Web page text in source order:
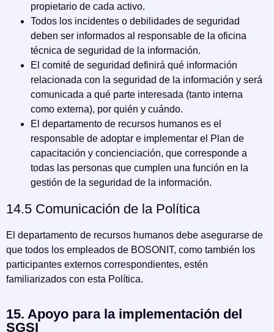
propietario de cada activo.
Todos los incidentes o debilidades de seguridad
deben ser informados al responsable de la oficina
técnica de seguridad de la información.
El comité de seguridad definirá qué información
relacionada con la seguridad de la información y será
comunicada a qué parte interesada (tanto interna
como externa), por quién y cuándo.
El departamento de recursos humanos es el
responsable de adoptar e implementar el Plan de
capacitación y concienciación, que corresponde a
todas las personas que cumplen una función en la
gestión de la seguridad de la información.
14.5 Comunicación de la Política
El departamento de recursos humanos debe asegurarse de
que todos los empleados de BOSONIT, como también los
participantes externos correspondientes, estén
familiarizados con esta Política.
15. Apoyo para la implementación del
SGSI